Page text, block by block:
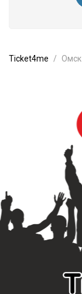
Ticket4me Омск